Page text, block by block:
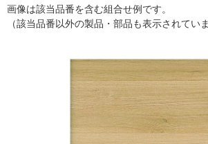
画像は該当品番を含む組合せ例です。
（該当品番以外の製品・部品も表示されてい